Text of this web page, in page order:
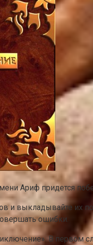
Ариф придется
и выкладывайте их
ошибки.
В первом